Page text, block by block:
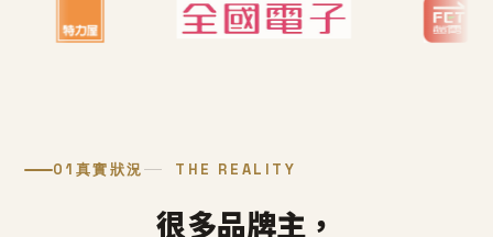
01 真實狀況 THE REALITY
很多品牌主，